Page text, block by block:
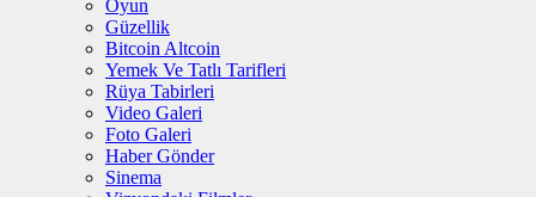
Oyun
Güzellik
Bitcoin Altcoin
Yemek Ve Tatlı Tarifleri
Rüya Tabirleri
Video Galeri
Foto Galeri
Haber Gönder
Sinema